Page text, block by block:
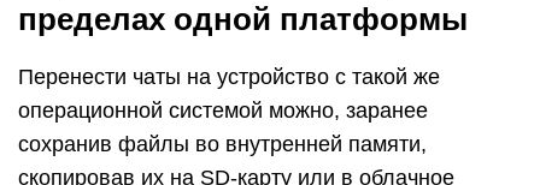
пределах одной платформы
Перенести чаты на устройство с такой же
операционной системой можно, заранее
сохранив файлы во внутренней памяти,
скопировав их на SD-карту или в облачное